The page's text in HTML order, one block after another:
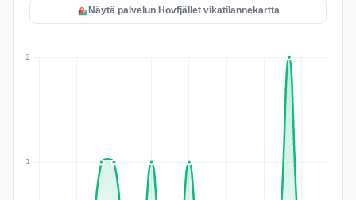
Näytä palvelun Hovfjället vikatilannekartta